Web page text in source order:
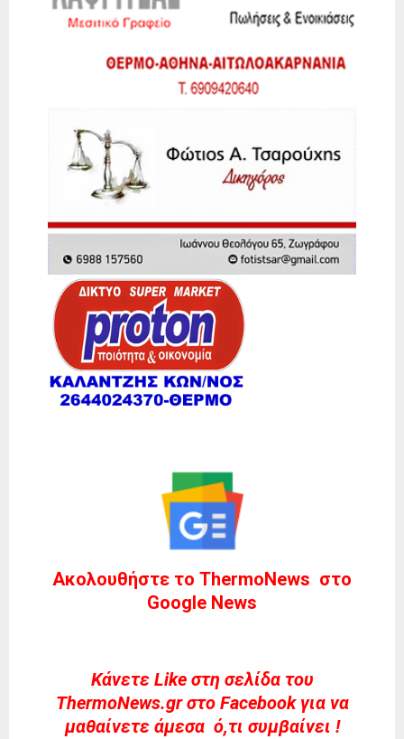
Ακολουθήστε το ThermoNews στο
Google News
Kάνετε Like στη σελίδα του
ThermoNews.gr στο Facebook για να
μαθαίνετε άμεσα ό,τι συμβαίνει !